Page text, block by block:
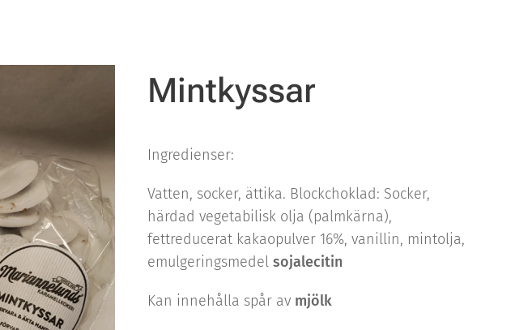
Mintkyssar
Ingredienser:
Vatten, socker, ättika. Blockchoklad: Socker,
härdad vegetabilisk olja (palmkärna),
fettreducerat kakaopulver 16%, vanillin, mintolja,
emulgeringsmedelsojalecitin
Kan innehålla spår av mjölk